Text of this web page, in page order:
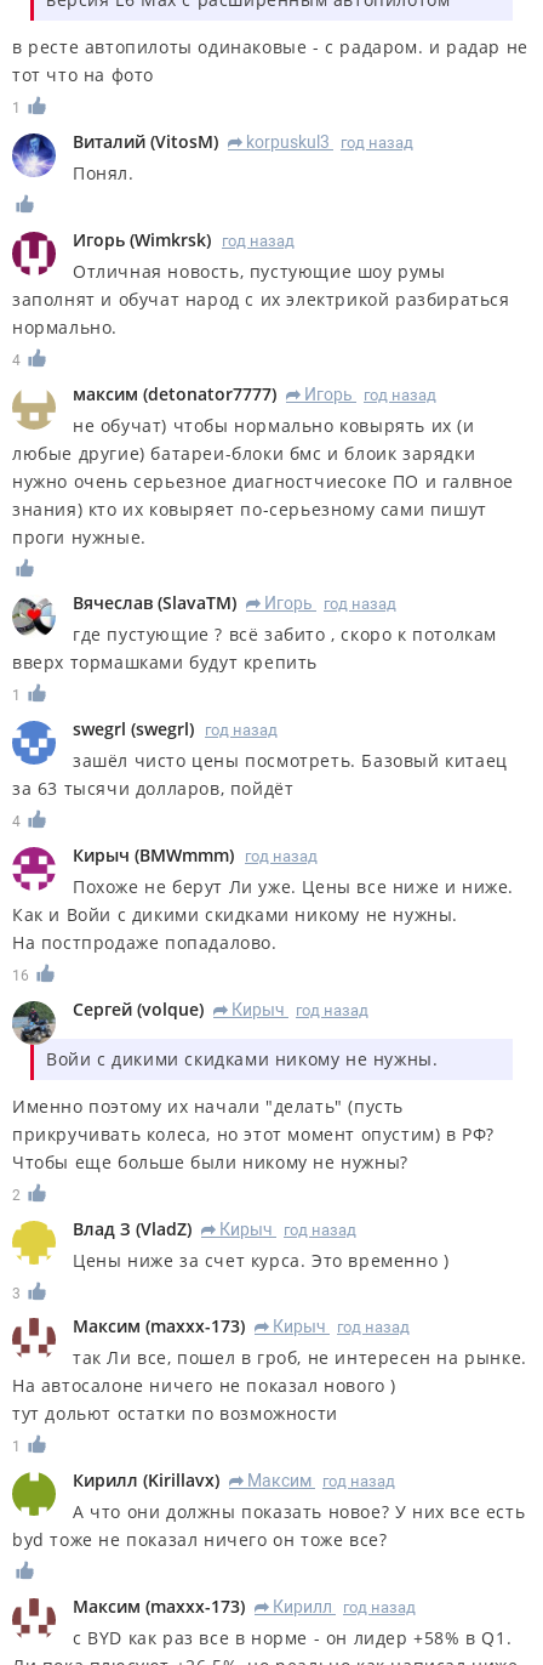
в ресте автопилоты одинаковые - с радаром. и радар не
тот что на фото
1
Виталий (VitosM) R korpuskul3 год назад
Понял.
Игорь (Wimkrsk) год назад
Отличная новость, пустующие шоу румы
заполнят и обучат народ с их электрикой разбираться
нормально.
4
максим (detonator7777) R Игорь год назад
не обучат) чтобы нормально ковырять их (и
любые другие) батареи-блоки бмс и блоик зарядки
нужно очень серьезное диагностчиесоке ПО и галвное
знания) кто их ковыряет по-серьезному сами пишут
проги нужные.
Вячеслав (SlavaTM) R Игорь год назад
где пустующие ? всё забито , скоро к потолкам
вверх тормашками будут крепить
1
swegrl (swegrl) год назад
зашёл чисто цены посмотреть. Базовый китаец
за 63 тысячи долларов, пойдёт
4
Кирыч (BMWmmm) год назад
Похоже не берут Ли уже. Цены все ниже и ниже.
Как и Войи с дикими скидками никому не нужны.
На постпродаже попадалово.
16
Сергей (volque) R Кирыч год назад
Войи с дикими скидками никому не нужны.
Именно поэтому их начали "делать" (пусть
прикручивать колеса, но этот момент опустим) в РФ?
Чтобы еще больше были никому не нужны?
2
Влад З (VladZ) R Кирыч год назад
Цены ниже за счет курса. Это временно )
3
Максим (maxxx-173) R Кирыч год назад
так Ли все, пошел в гроб, не интересен на рынке.
На автосалоне ничего не показал нового )
тут дольют остатки по возможности
1
Кирилл (Kirillavx) R Максим год назад
А что они должны показать новое? У них все есть
byd тоже не показал ничего он тоже все?
Максим (maxxx-173) R Кирилл год назад
с BYD как раз все в норме - он лидер +58% в Q1.